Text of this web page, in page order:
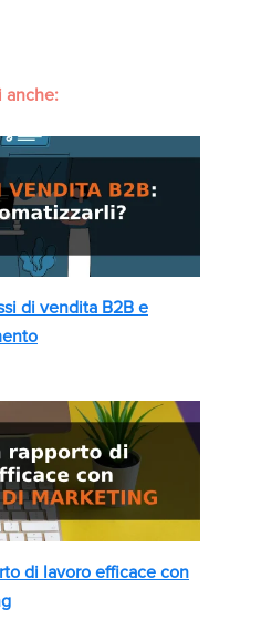
anche:
di vendita B2B e
di lavoro efficace con